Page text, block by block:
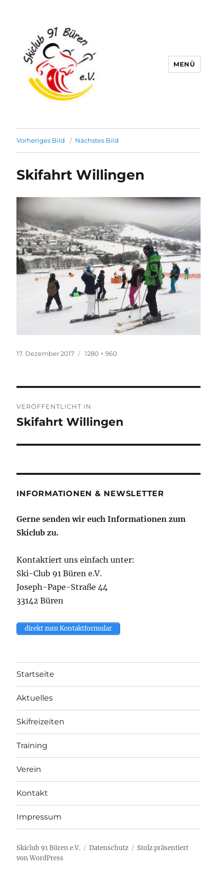
MENÜ
Vorheriges Bild Nächstes Bild
Skifahrt Willingen
Veröffentlicht
17. Dezember 2017 Originalgröße
1280 × 960
VERÖFFENTLICHT IN
Skifahrt Willingen
INFORMATIONEN & NEWSLETTER
Gerne senden wir euch Informationen zum
Skiclub zu.
Kontaktiert uns einfach unter:
Ski-Club 91 Büren e.V.
Joseph-Pape-Straße 44
33142 Büren
direkt zum Kontaktformular
Startseite
Aktuelles
Skifreizeiten
Training
Verein
Kontakt
Impressum
Skiclub 91 Büren e.V. Datenschutz
Stolz präsentiert
von WordPress